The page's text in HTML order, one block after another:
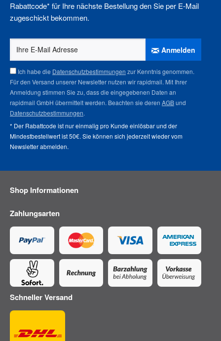
Rabattcode* für Ihre nächste Bestellung den Sie per E-Mail
zugeschickt bekommen.
Anmelden
Ich habe die Datenschutzbestimmungen zur Kenntnis genommen.
Für den Versand unserer Newsletter nutzen wir rapidmail. Mit Ihrer
Anmeldung stimmen Sie zu, dass die eingegebenen Daten an
rapidmail GmbH übermittelt werden. Beachten sie deren AGBund
Datenschutzbestimmungen.
* Der Rabattcode ist nur einmalig pro Kunde einlösbar und der
Mindestbestellwert ist 50€. Sie können sich jederzeit wieder vom
Newsletter abmelden.
Shop Informationen
Zahlungsarten
Schneller Versand